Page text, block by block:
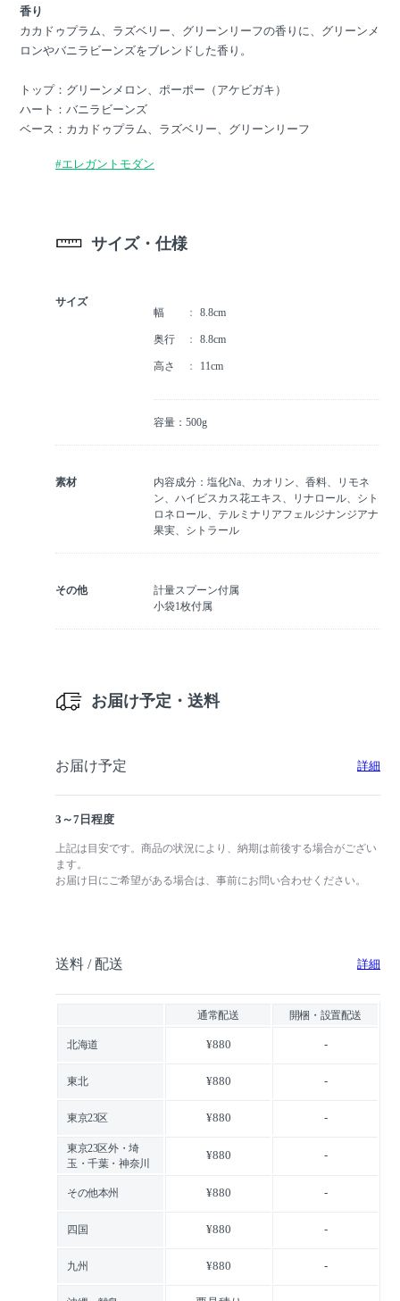
香り
カカドゥプラム、ラズベリー、グリーンリーフの香りに、グリーンメ
ロンやバニラビーンズをブレンドした香り。
トップ：グリーンメロン、ポーポー（アケビガキ）
ハート：バニラビーンズ
ベース：カカドゥプラム、ラズベリー、グリーンリーフ
#エレガントモダン
サイズ・仕様
サイズ
幅
8.8cm
奥行 8.8cm
高さ 11cm
容量：500g
素材
内容成分：塩化Na、カオリン、香料、リモネ
ン、ハイビスカス花エキス、リナロール、シト
ロネロール、テルミナリアフェルジナンジアナ
果実、シトラール
その他
計量スプーン付属
小袋1枚付属
お届け予定・送料
お届け予定 詳細
3～7日程度
上記は目安です。商品の状況により、納期は前後する場合がござい
ます。
お届け日にご希望がある場合は、事前にお問い合わせください。
送料 / 配送 詳細
通常配送 開梱・設置配送
北海道 ¥880 -
東北 ¥880 -
東京23区 ¥880 -
東京23区外・埼
玉・千葉・神奈川
¥880 -
その他本州 ¥880 -
四国 ¥880 -
九州 ¥880 -